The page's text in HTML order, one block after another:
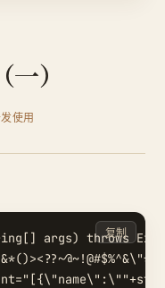
）
使用
args) throws
复制